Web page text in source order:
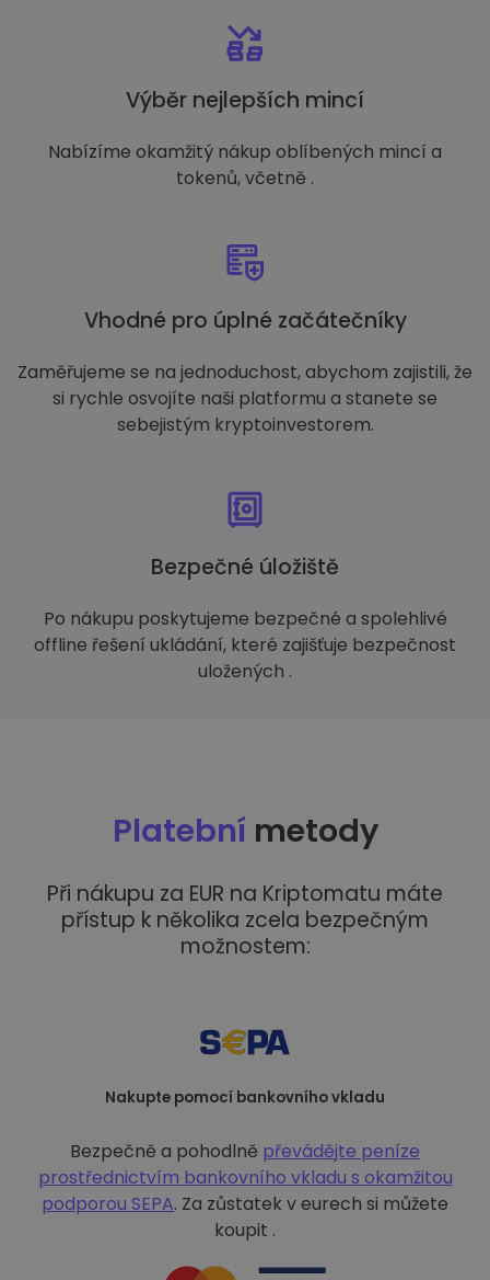
Výběr nejlepších mincí
Nabízíme okamžitý nákup oblíbených mincí a
tokenů, včetně .
Vhodné pro úplné začátečníky
Zaměřujeme se na jednoduchost, abychom zajistili, že
si rychle osvojíte naši platformu a stanete se
sebejistým kryptoinvestorem.
Bezpečné úložiště
Po nákupu poskytujeme bezpečné a spolehlivé
offline řešení ukládání, které zajišťuje bezpečnost
uložených .
Platební metody
Při nákupu za EUR na Kriptomatu máte
přístup k několika zcela bezpečným
možnostem:
Nakupte pomocí bankovního vkladu
Bezpečně a pohodlně převádějte peníze
prostřednictvím bankovního vkladu s okamžitou
podporou SEPA. Za zůstatek v eurech si můžete
koupit .